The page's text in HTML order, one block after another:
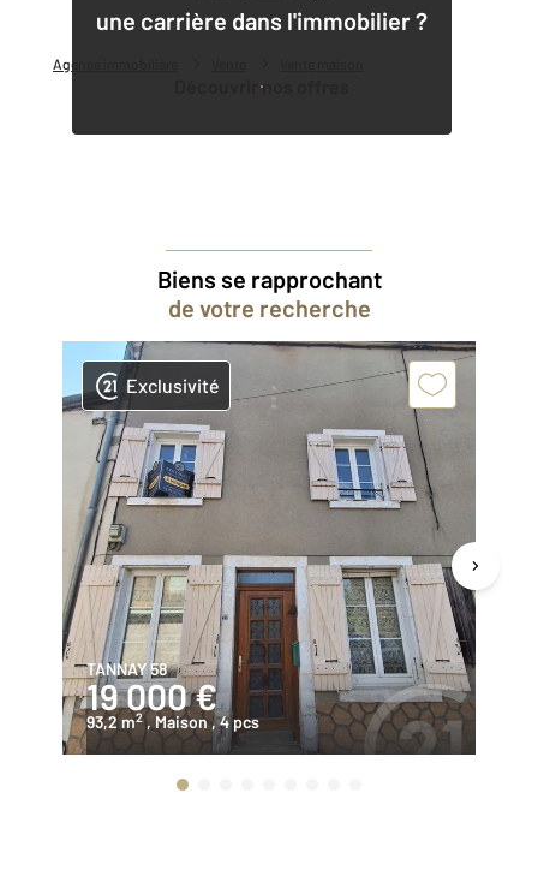
Agence immobilière
une carrière dans l'immobilier ?
Découvrir nos offres
Biens se rapprochant
de votre recherche
Exclusivité
TANNAY 58
19 000 €
93,2 m2 , Maison, 4 pcs